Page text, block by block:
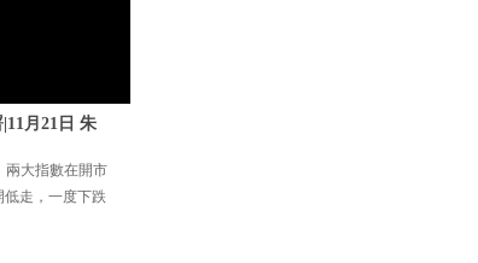
月21日 朱
兩大指數在開市
走，一度下跌